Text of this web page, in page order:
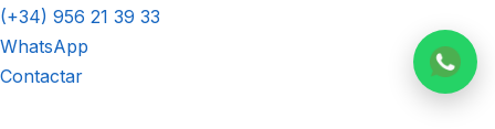
(+34) 956 21 39 33
WhatsApp
Contactar